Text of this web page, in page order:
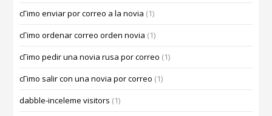
cГіmo enviar por correo a la novia (1)
cГіmo ordenar correo orden novia (1)
cГіmo pedir una novia rusa por correo (1)
cГіmo salir con una novia por correo (1)
dabble-inceleme visitors (1)